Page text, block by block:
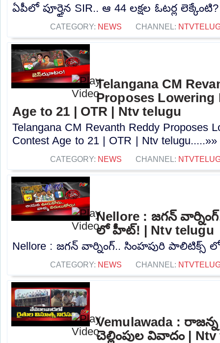
ఏపీలో పూర్తైన SIR.. ఆ 44 లక్షల ఓటర్ల
CATEGORY: NEWS CHANNEL:
Telangana CM
Proposes Lowering
Age to 21 | OTR | Ntv telugu
Telangana CM Revanth Reddy Proposes
Contest Age to 21 | OTR | Ntv telugu.....»»
CATEGORY: NEWS CHANNEL:
Nellore : జగన్
లో హీట్! | Ntv telugu
Nellore : జగన్ వార్నింగ్.. సింహపురి పాలిటిక్స్
CATEGORY: NEWS CHANNEL:
Vemulawada :
చెల్లింపుల వివాదం |